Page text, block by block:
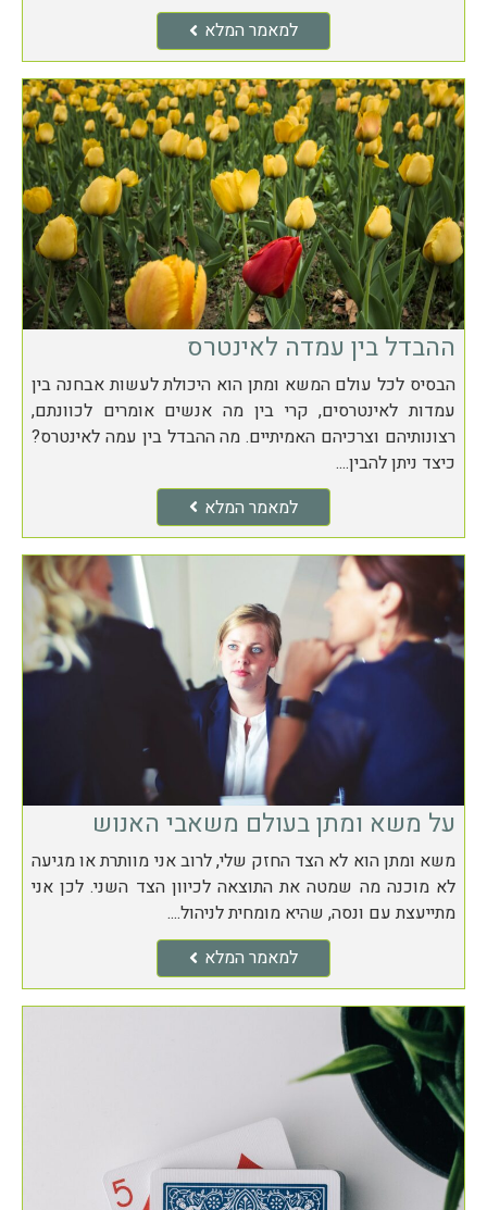
למאמר המלא
ההבדל בין עמדה לאינטרס
הבסיס לכל עולם המשא ומתן הוא היכולת לעשות אבחנה בין
עמדות לאינטרסים, קרי בין מה אנשים אומרים לכוונתם,
רצונותיהם וצרכיהם האמיתיים. מה ההבדל בין עמה לאינטרס?
כיצד ניתן להבין....
למאמר המלא
על משא ומתן בעולם משאבי האנוש
משא ומתן הוא לא הצד החזק שלי, לרוב אני מוותרת או מגיעה
לא מוכנה מה שמטה את התוצאה לכיוון הצד השני. לכן אני
מתייעצת עם ונסה, שהיא מומחית לניהול....
למאמר המלא